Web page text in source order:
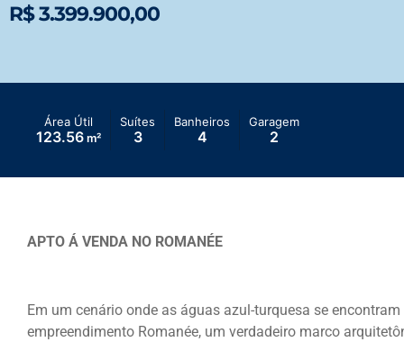
R$ 3.399.900,00
Área Útil
123.56 m²
Suítes
3
Banheiros
4
Garagem
2
APTO Á VENDA NO ROMANÉE
Em um cenário onde as águas azul-turquesa se
empreendimento Romanée, um verdadeiro marco